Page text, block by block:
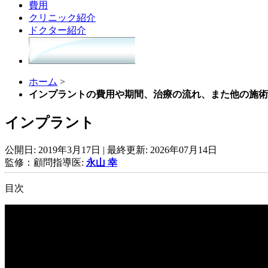
費用
クリニック紹介
ドクター紹介
ホーム >
インプラントの費用や期間、治療の流れ、また他の施
インプラント
公開日: 2019年3月17日 | 最終更新: 2026年07月14日
監修：顧問指導医: 永山 幸
目次